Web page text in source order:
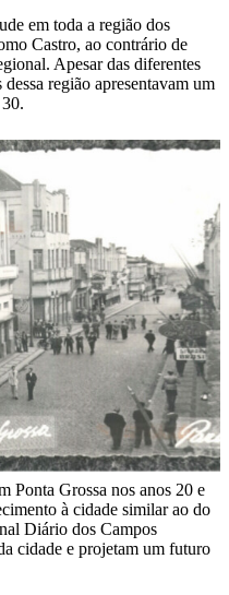
em toda a região dos
Castro, ao contrário de
Apesar das diferentes
região apresentavam um
Ponta Grossa nos anos 20 e
à cidade similar ao do
Diário dos Campos
cidade e projetam um futuro